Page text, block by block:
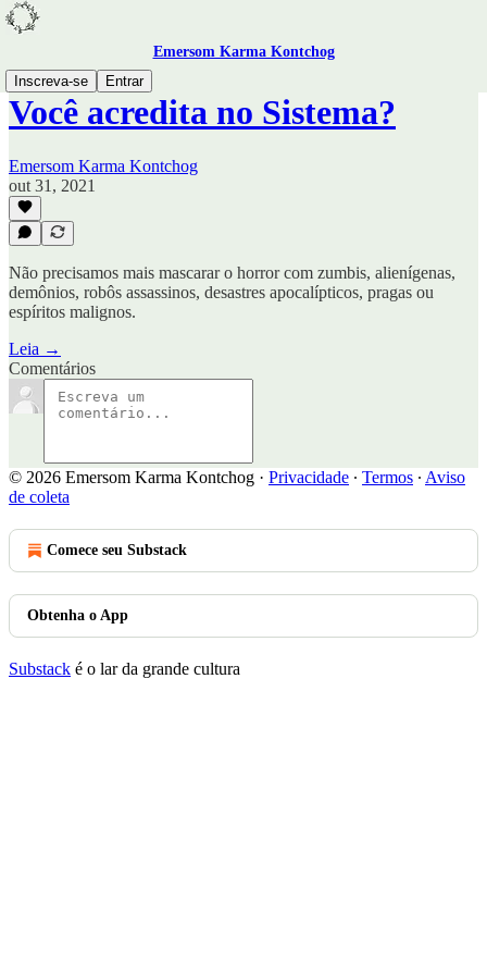
Emersom Karma Kontchog
Inscreva-se
Entrar
Você acredita no Sistema?
Emersom Karma Kontchog
out 31, 2021
Não precisamos mais mascarar o horror com zumbis, alienígenas,
demônios, robôs assassinos, desastres apocalípticos, pragas ou
espíritos malignos.
Leia →
Comentários
© 2026 Emersom Karma Kontchog · Privacidade ∙ Termos ∙ Aviso
de coleta
Comece seu Substack
Obtenha o App
Substack é o lar da grande cultura